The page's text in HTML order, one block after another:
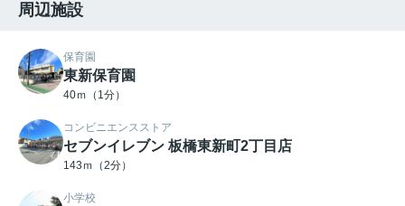
周辺施設
保育園
東新保育園
40ｍ（1分）
コンビニエンスストア
セブンイレブン 板橋東新町2丁目店
143ｍ（2分）
小学校